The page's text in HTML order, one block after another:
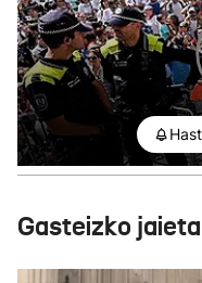
Gasteizko